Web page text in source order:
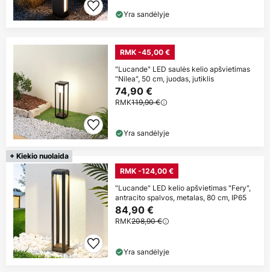
Yra sandėlyje
RMK -45,00 €
"Lucande" LED saulės kelio apšvietimas
"Nilea", 50 cm, juodas, jutiklis
74,90 €
RMK119,90 €
Yra sandėlyje
+ Kiekio nuolaida
RMK -124,00 €
"Lucande" LED kelio apšvietimas "Fery",
antracito spalvos, metalas, 80 cm, IP65
84,90 €
RMK208,90 €
Yra sandėlyje